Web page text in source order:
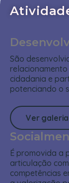
São
cidadania e
potenciando o
Ver galeria
É promovida a
articulação
competências